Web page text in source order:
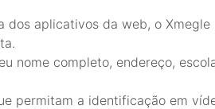
dos aplicativos da web, o
nome completo, endereço,
permitam a identificação em